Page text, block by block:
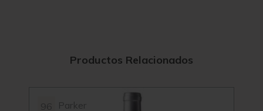
Productos Relacionados
Parker